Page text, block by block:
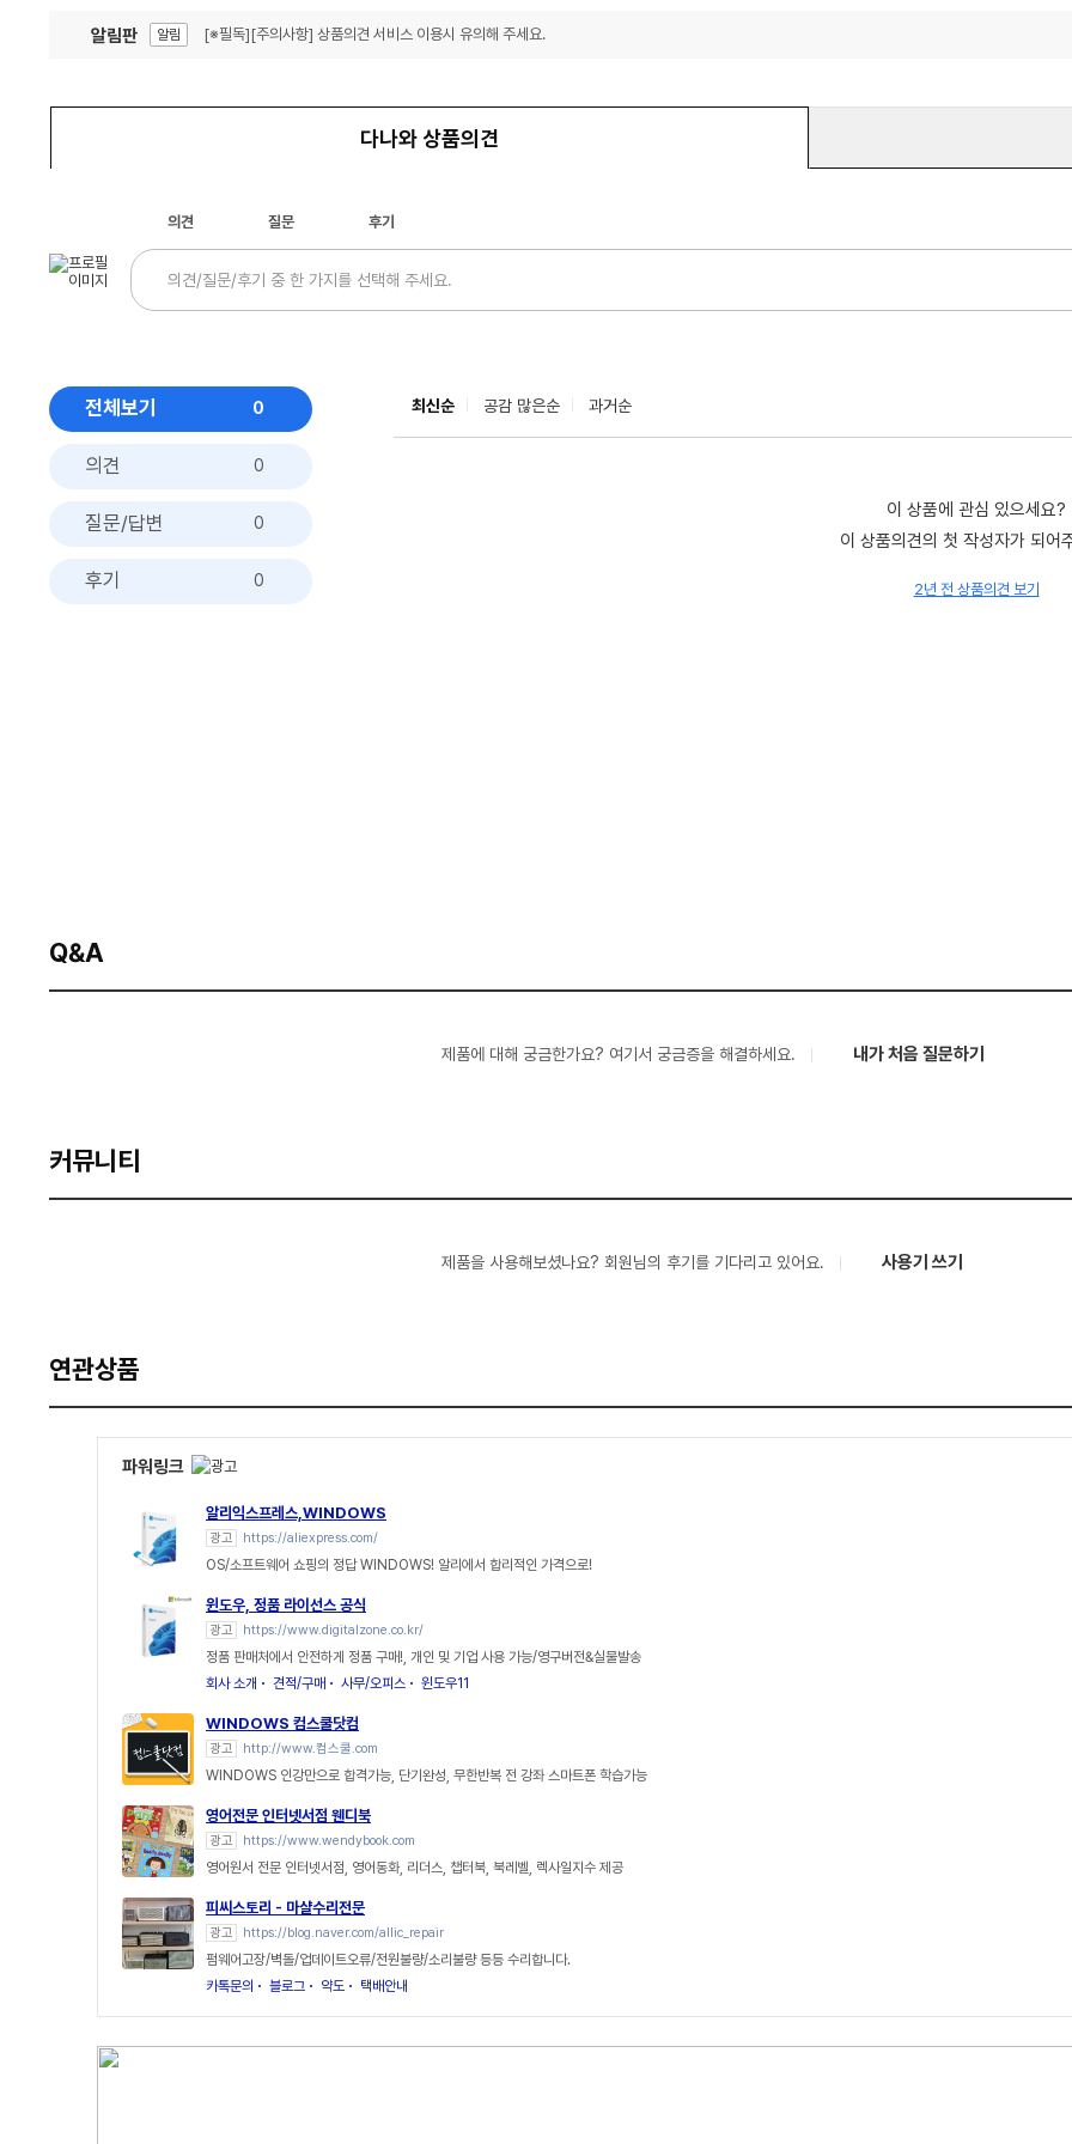
알림판 알림 [※필독][주의사항] 상품의견 서비스 이용시 유의해 주세요.
다나와 상품의견
의견 질문 후기
전체보기 0
의견 0
질문/답변 0
후기 0
최신순 공감 많은순 과거순
이 상품에 관심 있으세요?
이 상품의견의 첫 작성자가 되어
2년 전 상품의견 보기
Q&A
제품에 대해 궁금한가요? 여기서 궁금증을 해결하세요. 내가 처음 질문하기
커뮤니티
제품을 사용해보셨나요? 회원님의 후기를 기다리고 있어요. 사용기 쓰기
연관상품
파워링크
알리익스프레스,WINDOWS
광고 https://aliexpress.com/
OS/소프트웨어 쇼핑의 정답 WINDOWS! 알리에서 합리적인 가격으로!
윈도우, 정품 라이선스 공식
광고 https://www.digitalzone.co.kr/
정품 판매처에서 안전하게 정품 구매!, 개인 및 기업 사용 가능/영구버전&실물발송
회사 소개
견적/구매 사무/오피스 윈도우11
WINDOWS 컴스쿨닷컴
광고 http://www.컴스쿨.com
WINDOWS 인강만으로 합격가능, 단기완성, 무한반복 전 강좌 스마트폰 학습가능
영어전문 인터넷서점 웬디북
광고 https://www.wendybook.com
영어원서 전문 인터넷서점, 영어동화, 리더스, 챕터북, 북레벨, 렉사일지수 제공
피씨스토리 - 마샬수리전문
광고 https://blog.naver.com/allic_repair
펌웨어고장/벽돌/업데이트오류/전원불량/소리불량 등등 수리합니다.
카톡문의
블로그 약도 택배안내